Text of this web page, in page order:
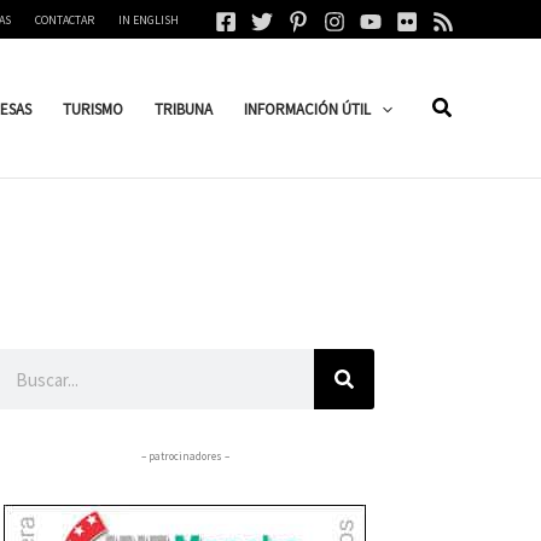
CONTACTAR IN ENGLISH
TURISMO TRIBUNA INFORMACIÓN ÚTIL
– patrocinadores –